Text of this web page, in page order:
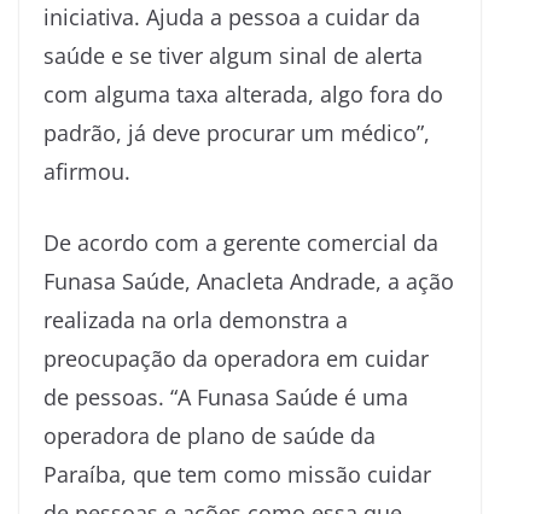
iniciativa. Ajuda a pessoa a cuidar da
saúde e se tiver algum sinal de alerta
com alguma taxa alterada, algo fora do
padrão, já deve procurar um médico”,
afirmou.
De acordo com a gerente comercial da
Funasa Saúde, Anacleta Andrade, a ação
realizada na orla demonstra a
preocupação da operadora em cuidar
de pessoas. “A Funasa Saúde é uma
operadora de plano de saúde da
Paraíba, que tem como missão cuidar